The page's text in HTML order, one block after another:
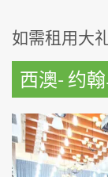
如需租用大
西澳- 约